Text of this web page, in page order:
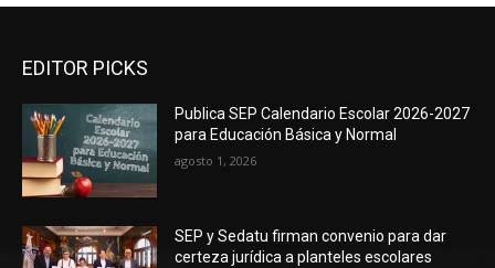
EDITOR PICKS
Publica SEP Calendario Escolar 2026-2027
para Educación Básica y Normal
agosto 1, 2026
SEP y Sedatu firman convenio para dar
certeza jurídica a planteles escolares